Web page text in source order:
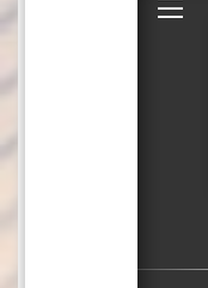
Gli Emirati
d’onore di
Oltre 20 Paesi,
Italia, hanno
all’evento.
internazionali,